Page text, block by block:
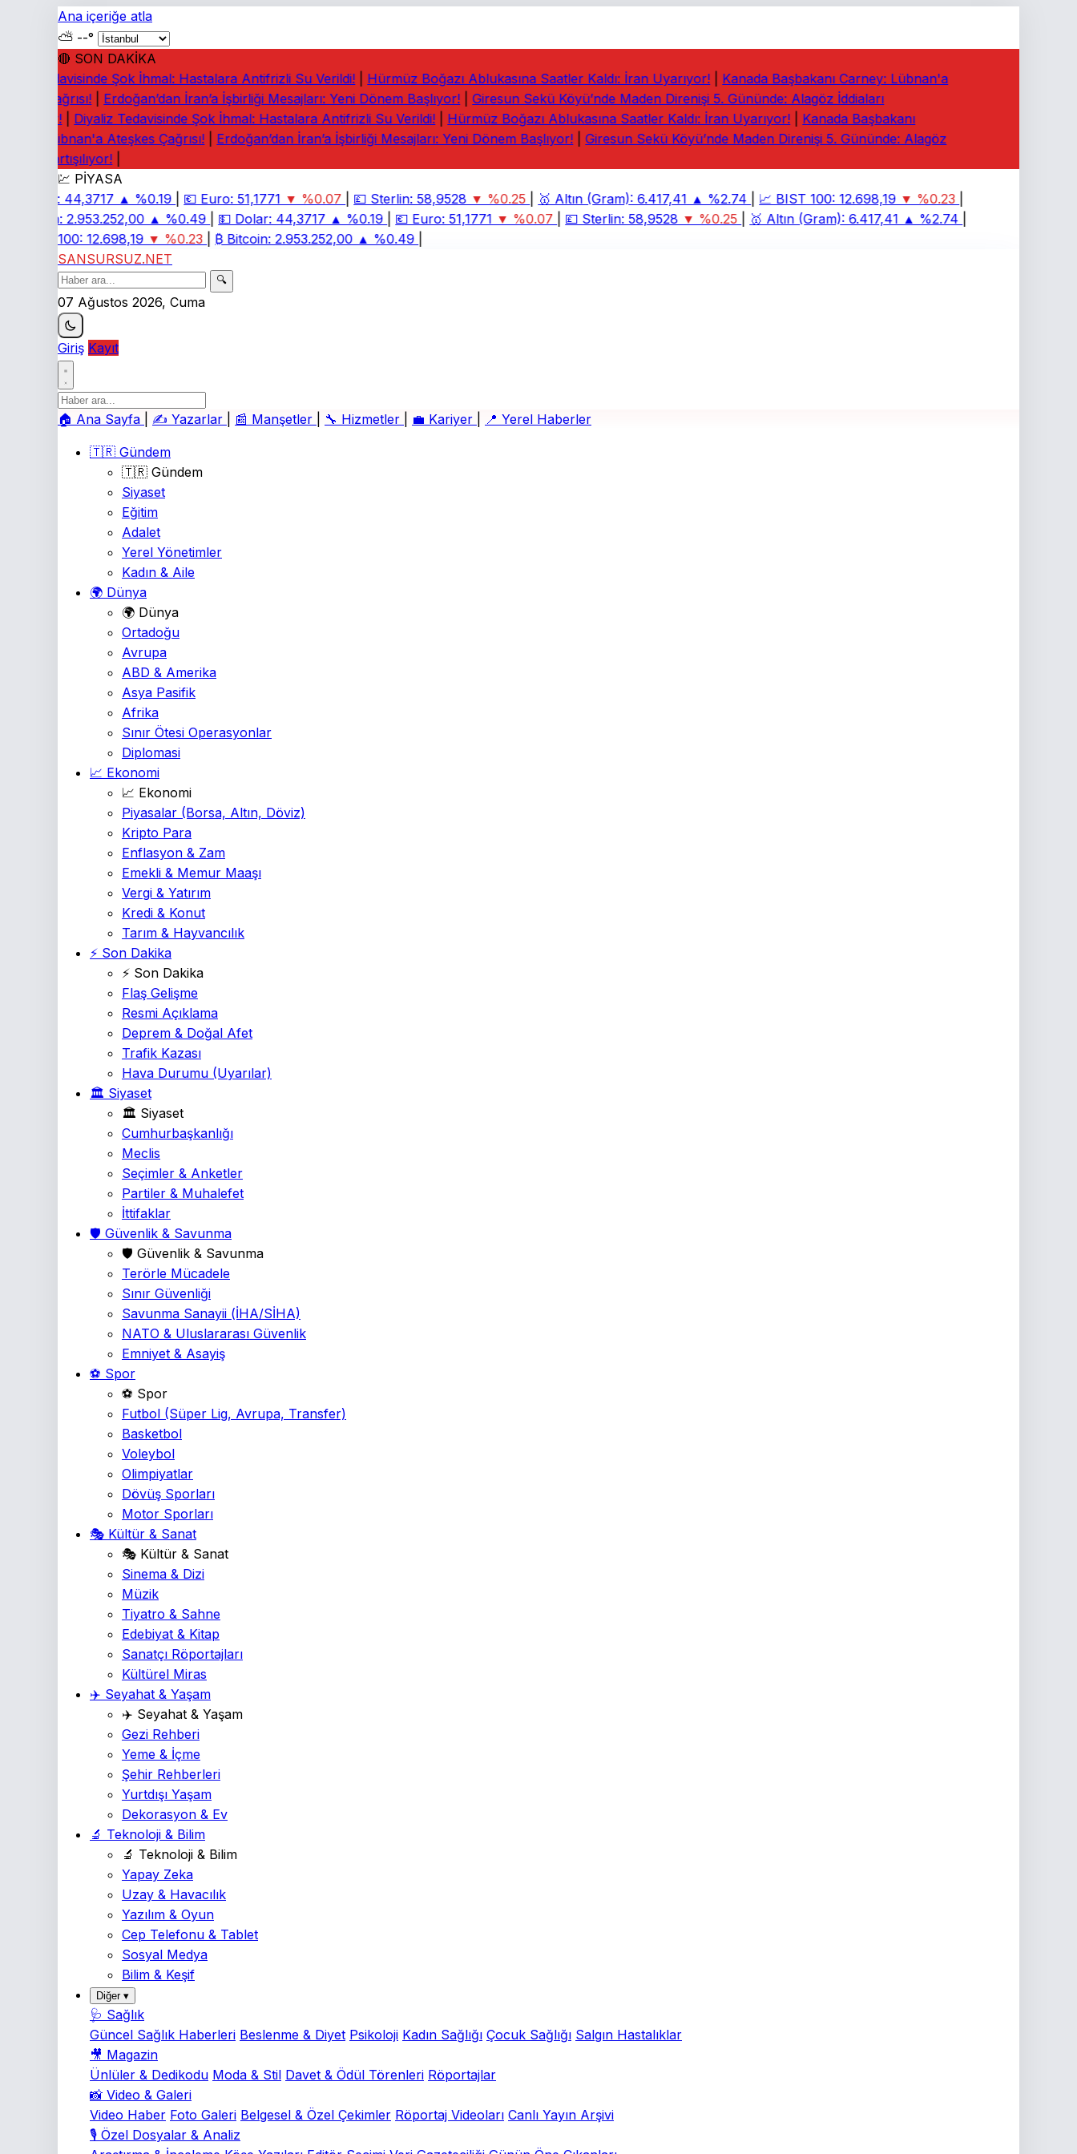
Ana içeriğe atla
⛅ --°
🔴 SON DAKİKA
Tedavisinde Şok İhmal: Hastalara Antifrizli Su Verildi! | Hürmüz Boğazı Ablukasına Saatler Kaldı: İran Uyarıyor! |
Kanada Başbakanı Carney: Lübnan'a
Çağrısı! | Erdoğan’dan İran’a İşbirliği Mesajları: Yeni Dönem Başlıyor! |
Giresun Sekü Köyü’nde Maden Direnişi 5. Gününde: Alagöz İddiaları
| Diyaliz Tedavisinde Şok İhmal: Hastalara Antifrizli Su Verildi! | Hürmüz Boğazı Ablukasına Saatler Kaldı: İran Uyarıyor! |
Kanada Başbakanı
Lübnan'a Ateşkes Çağrısı! | Erdoğan’dan İran’a İşbirliği Mesajları: Yeni Dönem Başlıyor! |
Giresun Sekü Köyü’nde Maden Direnişi 5. Gününde: Alagöz
Tartışılıyor! |
💹 PİYASA
44,3717 ▲ %0.19 | 💶 Euro: 51,1771 ▼ %0.07 | 💷 Sterlin: 58,9528 ▼ %0.25 | 🥇 Altın (Gram): 6.417,41 ▲ %2.74 | 📈 BIST 100: 12.698,19 ▼ %0.23 |
2.953.252,00 ▲ %0.49 | 💵 Dolar: 44,3717 ▲ %0.19 | 💶 Euro: 51,1771 ▼ %0.07 | 💷 Sterlin: 58,9528 ▼ %0.25 | 🥇 Altın (Gram): 6.417,41 ▲ %2.74 |
BIST 100: 12.698,19 ▼ %0.23 | Bitcoin: 2.953.252,00 ▲ %0.49 |
SANSURSUZ.NET
🔍
07 Ağustos 2026, Cuma
Giriş Kayıt
🏠 Ana Sayfa ✍️ Yazarlar 📰 Manşetler 🔧 Hizmetler 💼 Kariyer 📍 Yerel Haberler
🇹🇷 Gündem
🇹🇷 Gündem
Siyaset
Eğitim
Adalet
Yerel Yönetimler
Kadın & Aile
🌍 Dünya
🌍 Dünya
Ortadoğu
Avrupa
ABD & Amerika
Asya Pasifik
Afrika
Sınır Ötesi Operasyonlar
Diplomasi
📈 Ekonomi
📈 Ekonomi
Piyasalar (Borsa, Altın, Döviz)
Kripto Para
Enflasyon & Zam
Emekli & Memur Maaşı
Vergi & Yatırım
Kredi & Konut
Tarım & Hayvancılık
⚡ Son Dakika
⚡ Son Dakika
Flaş Gelişme
Resmi Açıklama
Deprem & Doğal Afet
Trafik Kazası
Hava Durumu (Uyarılar)
🏛️ Siyaset
🏛️ Siyaset
Cumhurbaşkanlığı
Meclis
Seçimler & Anketler
Partiler & Muhalefet
İttifaklar
🛡️ Güvenlik & Savunma
🛡️ Güvenlik & Savunma
Terörle Mücadele
Sınır Güvenliği
Savunma Sanayii (İHA/SİHA)
NATO & Uluslararası Güvenlik
Emniyet & Asayiş
⚽ Spor
⚽ Spor
Futbol (Süper Lig, Avrupa, Transfer)
Basketbol
Voleybol
Olimpiyatlar
Dövüş Sporları
Motor Sporları
🎭 Kültür & Sanat
🎭 Kültür & Sanat
Sinema & Dizi
Müzik
Tiyatro & Sahne
Edebiyat & Kitap
Sanatçı Röportajları
Kültürel Miras
✈️ Seyahat & Yaşam
✈️ Seyahat & Yaşam
Gezi Rehberi
Yeme & İçme
Şehir Rehberleri
Yurtdışı Yaşam
Dekorasyon & Ev
🔬 Teknoloji & Bilim
🔬 Teknoloji & Bilim
Yapay Zeka
Uzay & Havacılık
Yazılım & Oyun
Cep Telefonu & Tablet
Sosyal Medya
Bilim & Keşif
Diğer ▾
🩺 Sağlık
Güncel Sağlık Haberleri Beslenme & Diyet Psikoloji Kadın Sağlığı Çocuk Sağlığı Salgın Hastalıklar
🎥 Magazin
Ünlüler & Dedikodu Moda & Stil Davet & Ödül Törenleri Röportajlar
📸 Video & Galeri
Video Haber Foto Galeri Belgesel & Özel Çekimler Röportaj Videoları Canlı Yayın Arşivi
🎙️ Özel Dosyalar & Analiz